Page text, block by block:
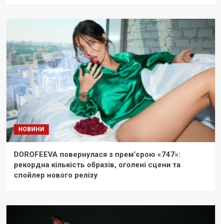
НОВИНИ
DOROFEEVA повернулася з прем’єрою «747»:
рекордна кількість образів, оголені сцени та
спойлер нового релізу